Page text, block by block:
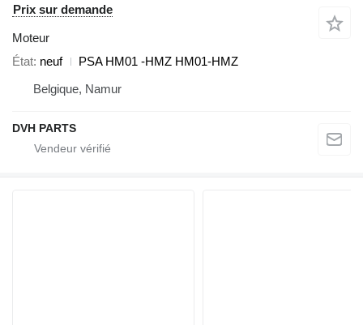
Prix sur demande
Moteur
État neuf
PSA HM01 -HMZ HM01-HMZ
Belgique, Namur
DVH PARTS